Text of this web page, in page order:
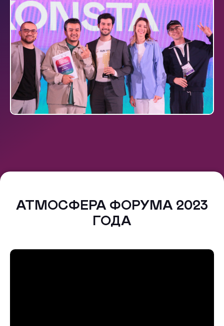
АТМОСФЕРА ФОРУМА 2023
ГОДА